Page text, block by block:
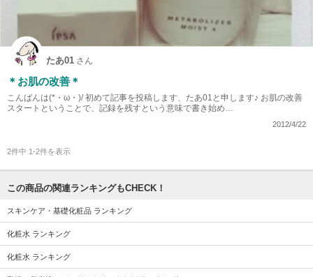
たあ01 さん
＊お肌の改善＊
こんばんは(*・ω・)/ 初めて記事を投稿します、たあ01と申します♪ お肌の改善
スタートということで、記録を残すという意味で書き始め…
2012/4/22
2件中 1-2件を表示
この商品の関連ランキングもCHECK！
スキンケア・基礎化粧品 ランキング
化粧水 ランキング
化粧水 ランキング